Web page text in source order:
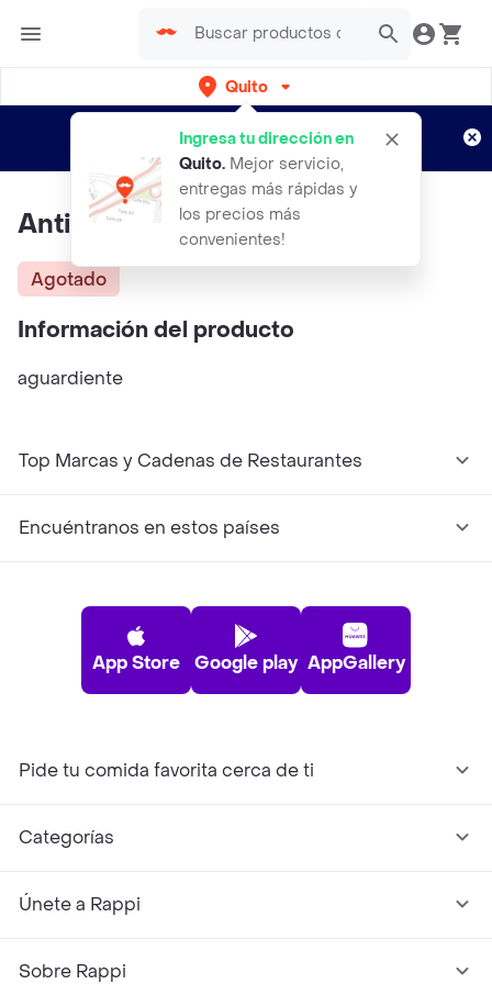
Quito
Ingresa tu dirección en
Quito. Mejor servicio,
entregas más rápidas y
los precios más
convenientes!
envíos gratis por semanas
Aplican TyC
Antioqueño 750 Ml
Agotado
Información del producto
aguardiente
Top Marcas y Cadenas de Restaurantes
Encuéntranos en estos países
App Store Google play AppGallery
Pide tu comida favorita cerca de ti
Categorías
Únete a Rappi
Sobre Rappi